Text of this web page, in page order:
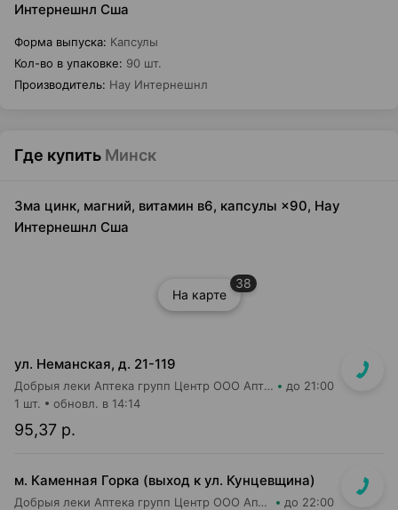
Интернешнл Сша
Форма выпуска: Капсулы
Кол-во в упаковке: 90 шт.
Производитель: Нау Интернешнл
Где купить Минск
Зма цинк, магний, витамин в6, капсулы ×90, Нау
Интернешнл Сша
На карте
38
ул. Неманская, д. 21-119
Добрыя леки Аптека групп Центр ООО Аптека №51 до 21:00
95,37 р.
1 шт. обновл. в 14:14
м. Каменная Горка (выход к ул. Кунцевщина)
Добрыя леки Аптека групп Центр ООО Аптека №13 до 22:00